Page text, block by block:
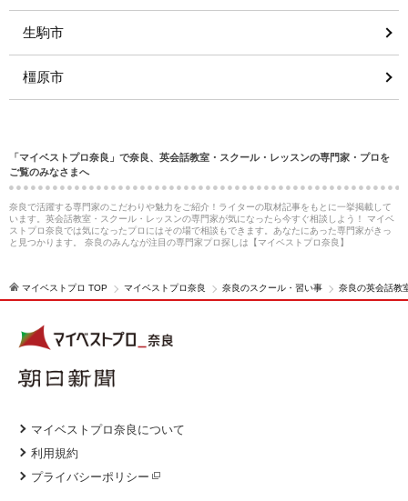
生駒市
橿原市
「マイベストプロ奈良」で奈良、英会話教室・スクール・レッスンの専門家・プロを
ご覧のみなさまへ
奈良で活躍する専門家のこだわりや魅力をご紹介！ライターの取材記事をもとに一挙掲載して
います。英会話教室・スクール・レッスンの専門家が気になったら今すぐ相談しよう！ マイベ
ストプロ奈良では気になったプロにはその場で相談もできます。あなたにあった専門家がきっ
と見つかります。 奈良のみんなが注目の専門家プロ探しは【マイベストプロ奈良】
マイベストプロ TOP マイベストプロ奈良 奈良のスクール・習い事 奈良の英会話教
マイベストプロ奈良について
利用規約
プライバシーポリシー